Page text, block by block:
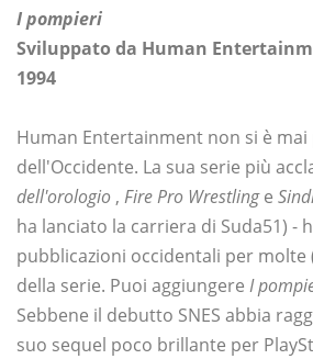
I pompieri
Sviluppato da Human
1994
Human Entertainment non si è
dell'Occidente. La sua serie più
dell'orologio , Fire Pro Wrestlinge
ha lanciato la carriera di Suda51) -
pubblicazioni occidentali per molte
della serie. Puoi aggiungere I
Sebbene il debutto SNES abbia
suo sequel poco brillante per